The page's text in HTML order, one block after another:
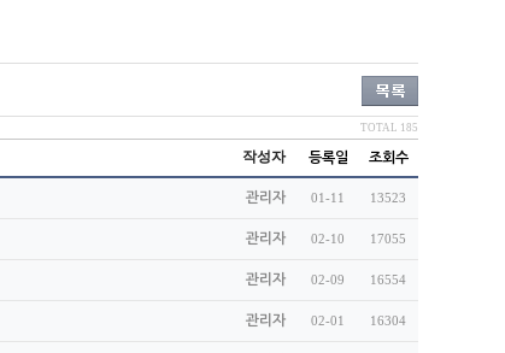
TOTAL 185
작성자 등록일 조회수
관리자 01-11 13523
관리자 02-10 17055
관리자 02-09 16554
관리자 02-01 16304